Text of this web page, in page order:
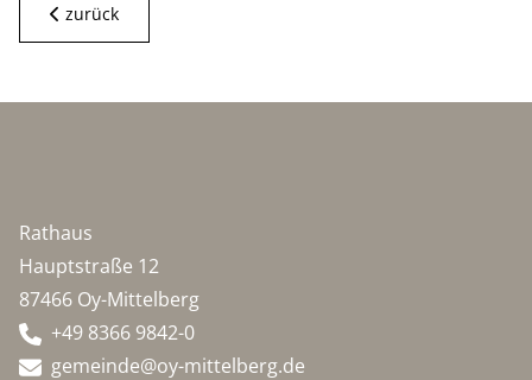
zurück
Rathaus
Hauptstraße 12
87466 Oy-Mittelberg
+49 8366 9842-0
gemeinde@oy-mittelberg.de